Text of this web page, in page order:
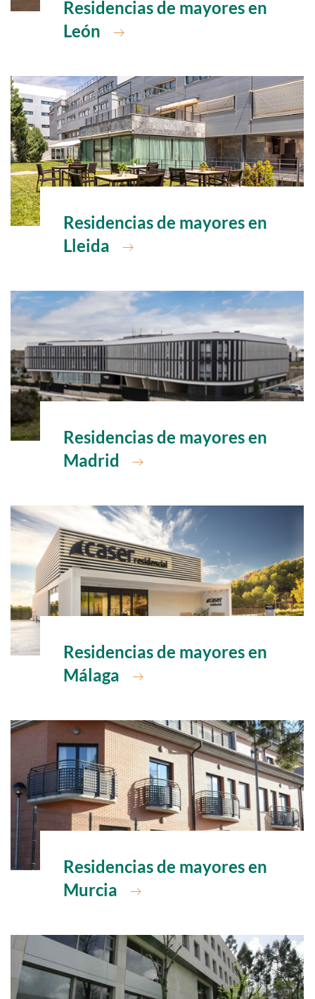
Ir a
Residencias de mayores en
León
Ir a
Residencias de mayores en
Lleida
Ir a
Residencias de mayores en
Madrid
Ir a
Residencias de mayores en
Málaga
Ir a
Residencias de mayores en
Murcia